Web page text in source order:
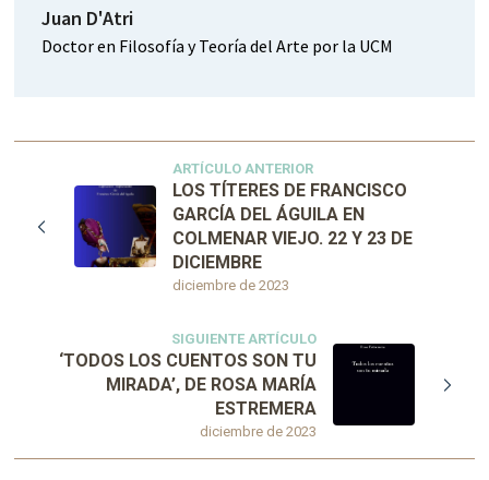
Juan D'Atri
Doctor en Filosofía y Teoría del Arte por la UCM
ARTÍCULO ANTERIOR
diciembre de 2023
LOS TÍTERES DE FRANCISCO
GARCÍA DEL ÁGUILA EN
COLMENAR VIEJO. 22 Y 23 DE
DICIEMBRE
SIGUIENTE ARTÍCULO
diciembre de 2023
‘TODOS LOS CUENTOS SON TU
MIRADA’, DE ROSA MARÍA
ESTREMERA